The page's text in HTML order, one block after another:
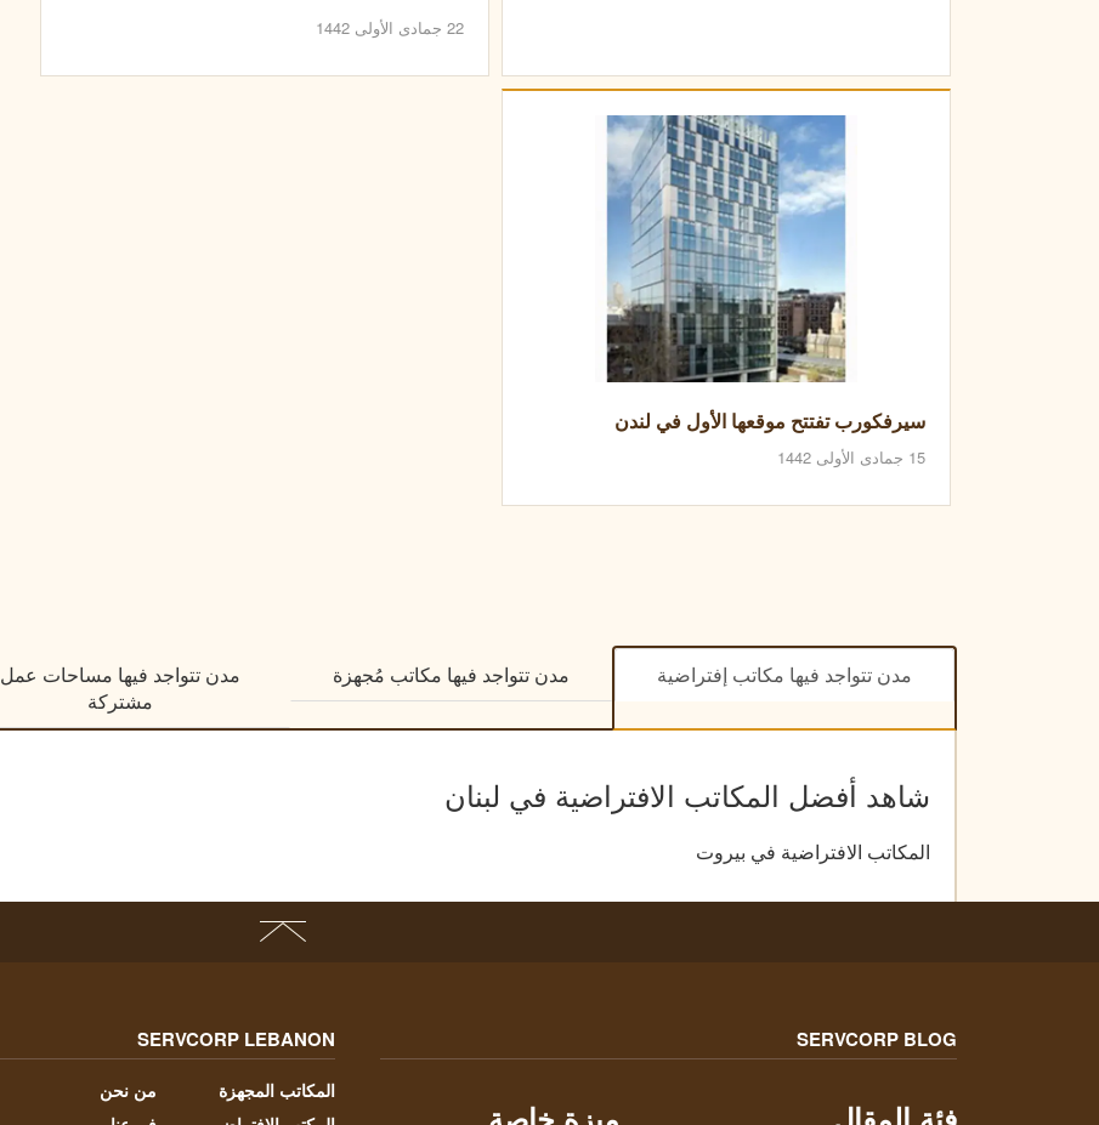
22 جمادى الأولى 1442
سيرفكورب تفتتح موقعها الأول في لندن
15 جمادى الأولى 1442
مدن تتواجد فيها مكاتب إفتراضية مدن تتواجد فيها مكاتب مُجهزة
مدن تتواجد فيها مساحات عمل
مشتركة
شاهد أفضل المكاتب الافتراضية في لبنان
المكاتب الافتراضية في بيروت
SERVCORP BLOG
SERVCORP LEBANON
المكاتب المجهزة
من نحن